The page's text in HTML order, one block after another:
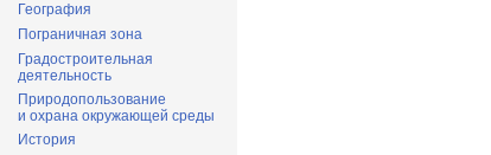
География
Пограничная зона
Градостроительная
деятельность
Природопользование
и охрана окружающей среды
История